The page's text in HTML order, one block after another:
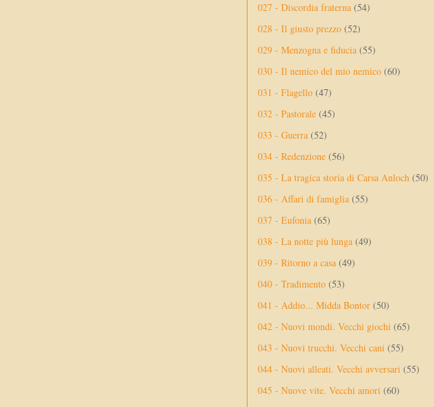
027 - Discordia fraterna (54)
028 - Il giusto prezzo (52)
029 - Menzogna e fiducia (55)
030 - Il nemico del mio nemico (60)
031 - Flagello (47)
032 - Pastorale (45)
033 - Guerra (52)
034 - Redenzione (56)
035 - La tragica storia di Carsa Anloch (50)
036 - Affari di famiglia (55)
037 - Eufonia (65)
038 - La notte più lunga (49)
039 - Ritorno a casa (49)
040 - Tradimento (53)
041 - Addio... Midda Bontor (50)
042 - Nuovi mondi. Vecchi giochi (65)
043 - Nuovi trucchi. Vecchi cani (55)
044 - Nuovi alleati. Vecchi avversari (55)
045 - Nuove vite. Vecchi amori (60)